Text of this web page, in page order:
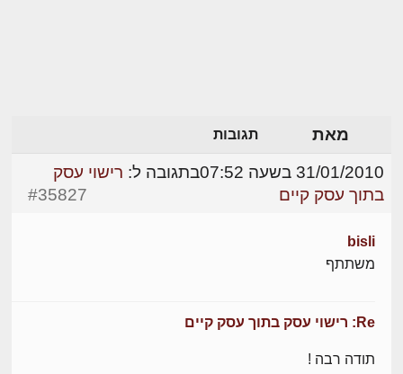
מאת תגובות
31/01/2010 בשעה 07:52 בתגובה ל: רישוי עסק
בתוך עסק קיים
#35827
bisli
משתתף
Re: רישוי עסק בתוך עסק קיים
תודה רבה !